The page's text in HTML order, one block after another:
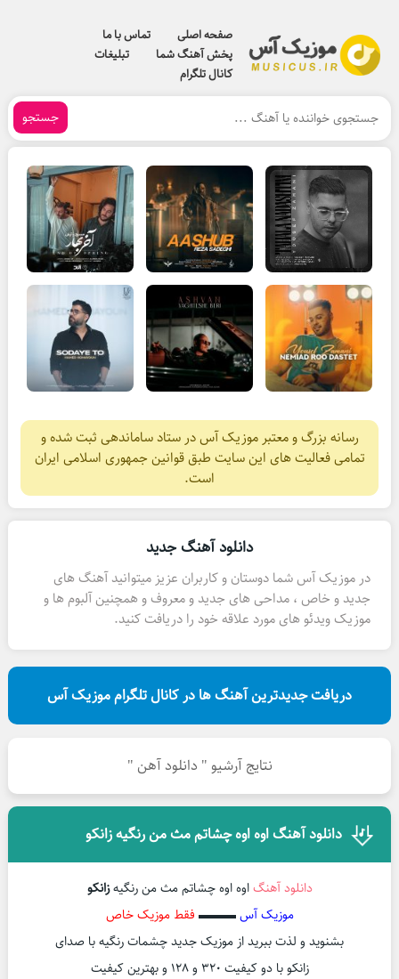
صفحه اصلی
تماس با ما
پخش آهنگ شما
تبلیغات
کانال تلگرام
جستجو
رسانه بزرگ و معتبر موزیک آس در ستاد ساماندهی ثبت شده و
تمامی فعالیت های این سایت طبق قوانین جمهوری اسلامی ایران
است.
دانلود آهنگ جدید
در موزیک آس شما دوستان و کاربران عزیز میتوانید آهنگ های
جدید و خاص ، مداحی های جدید و معروف و همچنین آلبوم ها و
موزیک ویدئو های مورد علاقه خود را دریافت کنید.
دریافت جدیدترین آهنگ ها در کانال تلگرام موزیک آس
نتایج آرشیو " دانلود آهن "
دانلود آهنگ اوه اوه چشاتم مث من رنگیه زانکو
دانلود آهنگاوه اوه چشاتم مث من رنگیهزانکو
موزیک آس▬▬▬ فقط موزیک خاص
بشنوید و لذت ببرید از موزیک جدید چشمات رنگیه با صدای
زانکو با دو کیفیت ۳۲۰ و ۱۲۸ و بهترین کیفیت